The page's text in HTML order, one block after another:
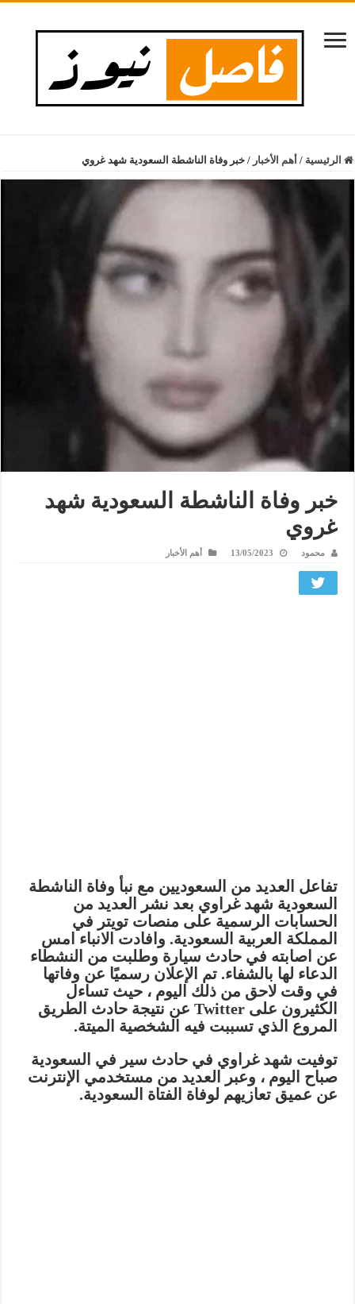
الرئيسية / أهم الأخبار / خبر وفاة الناشطة السعودية شهد غروي
خبر وفاة الناشطة السعودية شهد
غروي
محمود 13/05/2023 أهم الأخبار
تفاعل العديد من السعوديين مع نبأ وفاة الناشطة
السعودية شهد غراوي بعد نشر العديد من
الحسابات الرسمية على منصات تويتر في
المملكة العربية السعودية. وافادت الانباء امس
عن اصابته في حادث سيارة وطلبت من النشطاء
الدعاء لها بالشفاء. تم الإعلان رسميًا عن وفاتها
في وقت لاحق من ذلك اليوم ، حيث تساءل
الكثيرون على Twitter عن نتيجة حادث الطريق
المروع الذي تسببت فيه الشخصية الميتة.
توفيت شهد غراوي في حادث سير في السعودية
صباح اليوم ، وعبر العديد من مستخدمي الإنترنت
عن عميق تعازيهم لوفاة الفتاة السعودية.